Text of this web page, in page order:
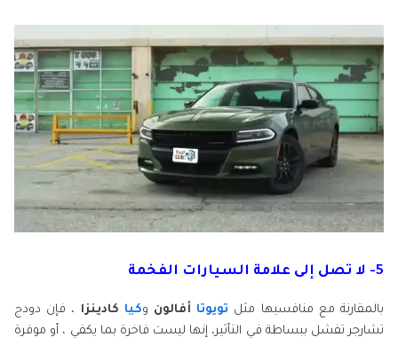
5- لا تصل إلى علامة السيارات الفخمة
بالمقارنة مع منافسيها مثل تويوتا أفالون وكيا كادينزا ، فإن دودج
تشارجر تفشل ببساطة في التأثير، إنها ليست فاخرة بما يكفي ، أو موفرة